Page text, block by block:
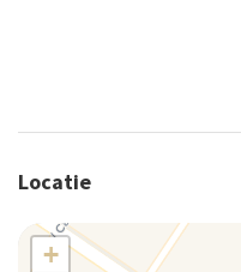
Locatie
+